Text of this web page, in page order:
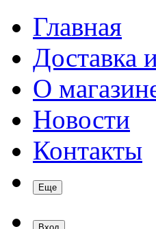
Главная
Доставка
О
Новости
Контакты
Еще